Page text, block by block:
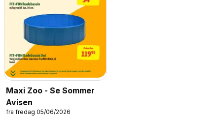
Maxi Zoo - Se Sommer
Avisen
fra fredag 05/06/2026